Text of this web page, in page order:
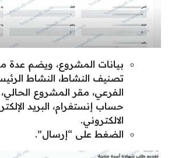
بيانات المشروع، ويضم عدة
تصنيف النشاط، النشاط
الفرعي، مقر المشروع
حساب إنستغرام، البريد
الالكتروني.
الضغط على “إرسال”.